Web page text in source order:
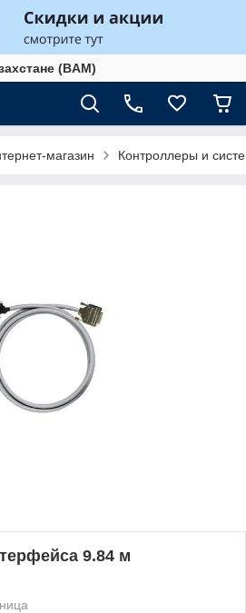
(BAM)
магазин Контроллеры и
9.84 м